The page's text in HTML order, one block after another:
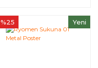
Yeni
%25